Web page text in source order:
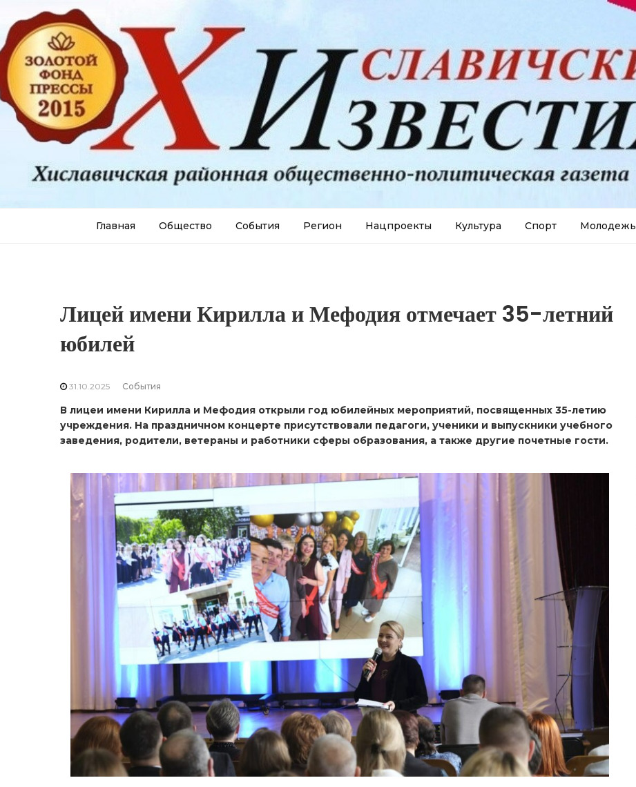
Главная Общество События Регион Нацпроекты Культура Спорт Молодежь
Лицей имени Кирилла и Мефодия отмечает 35-летний
юбилей
31.10.2025 События
В лицеи имени Кирилла и Мефодия открыли год юбилейных мероприятий, посвященных 35-летию
учреждения. На праздничном концерте присутствовали педагоги, ученики и выпускники учебного
заведения, родители, ветераны и работники сферы образования, а также другие почетные гости.